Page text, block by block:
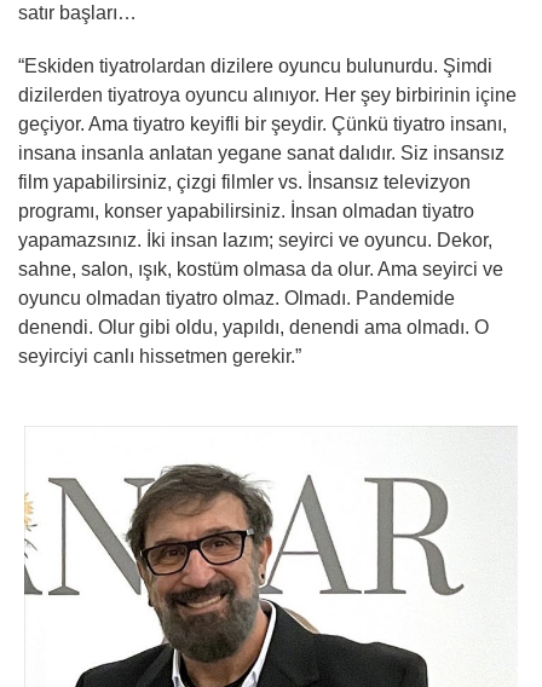
satır başları…
“Eskiden tiyatrolardan dizilere oyuncu bulunurdu. Şimdi
dizilerden tiyatroya oyuncu alınıyor. Her şey birbirinin içine
geçiyor. Ama tiyatro keyifli bir şeydir. Çünkü tiyatro insanı,
insana insanla anlatan yegane sanat dalıdır. Siz insansız
film yapabilirsiniz, çizgi filmler vs. İnsansız televizyon
programı, konser yapabilirsiniz. İnsan olmadan tiyatro
yapamazsınız. İki insan lazım; seyirci ve oyuncu. Dekor,
sahne, salon, ışık, kostüm olmasa da olur. Ama seyirci ve
oyuncu olmadan tiyatro olmaz. Olmadı. Pandemide
denendi. Olur gibi oldu, yapıldı, denendi ama olmadı. O
seyirciyi canlı hissetmen gerekir.”